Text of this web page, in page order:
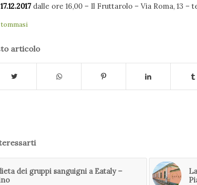
dalle ore 16,00 – Il Fruttarolo – Via Roma, 13 –
articolo
dei gruppi sanguigni a Eataly –